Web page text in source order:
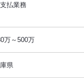
支払業務
万～500万
県